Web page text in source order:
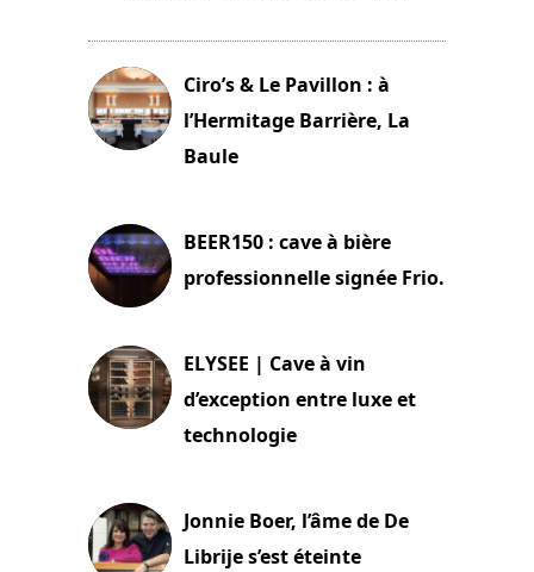
Ciro’s & Le Pavillon : à
l’Hermitage Barrière, La
Baule
BEER150 : cave à bière
professionnelle signée Frio.
ELYSEE | Cave à vin
d’exception entre luxe et
technologie
Jonnie Boer, l’âme de De
Librije s’est éteinte